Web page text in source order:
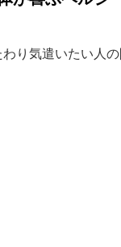
り気遣いたい人